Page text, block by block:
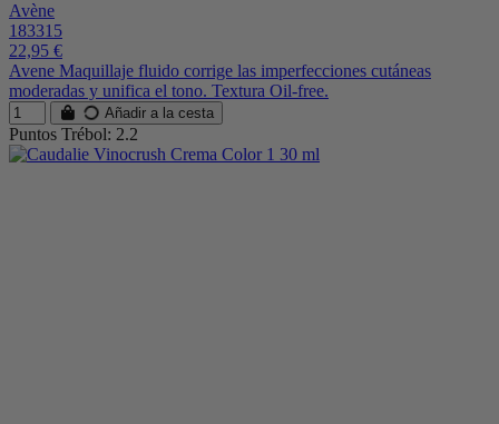
Avène
183315
22,95 €
Avene Maquillaje fluido corrige las imperfecciones cutáneas
moderadas y unifica el tono. Textura Oil-free.
Añadir a la cesta
Puntos Trébol: 2.2